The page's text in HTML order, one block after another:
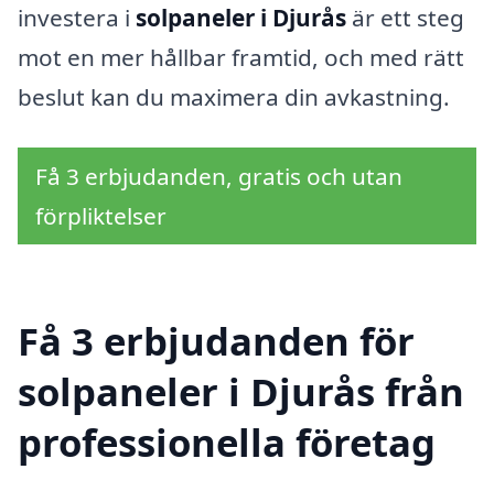
investera i solpaneler i Djurås är ett steg
mot en mer hållbar framtid, och med rätt
beslut kan du maximera din avkastning.
Få 3 erbjudanden, gratis och utan
förpliktelser
Få 3 erbjudanden för
solpaneler i Djurås från
professionella företag